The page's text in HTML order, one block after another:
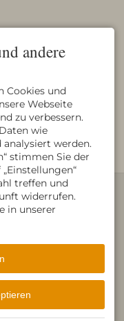
andere
Cookies und
Webseite
zu verbessern.
wie
werden.
stimmen Sie der
treffen und
widerrufen.
in unserer